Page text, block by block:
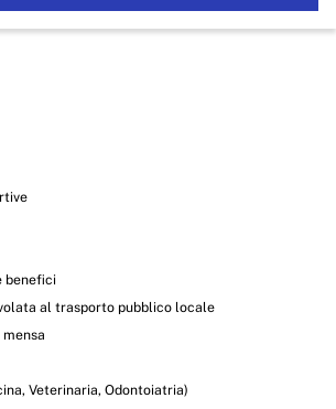
PNRR
benefici
al trasporto pubblico locale
Veterinaria, Odontoiatria)